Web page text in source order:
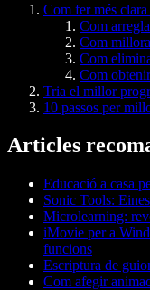
Com fer més
Com
Com
Com
Com
Tria el millor
10 passos per
Articles
Educació a casa
Sonic Tools:
Microlearning:
iMovie per a
funcions
Escriptura de
Com afegir